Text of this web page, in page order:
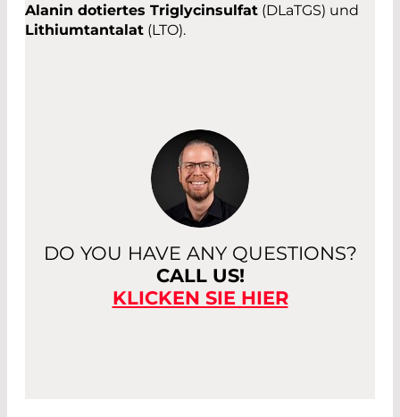
Alanin dotiertes Triglycinsulfat (DLaTGS) und
Lithiumtantalat (LTO).
DO YOU HAVE ANY QUESTIONS?
CALL US!
KLICKEN SIE HIER